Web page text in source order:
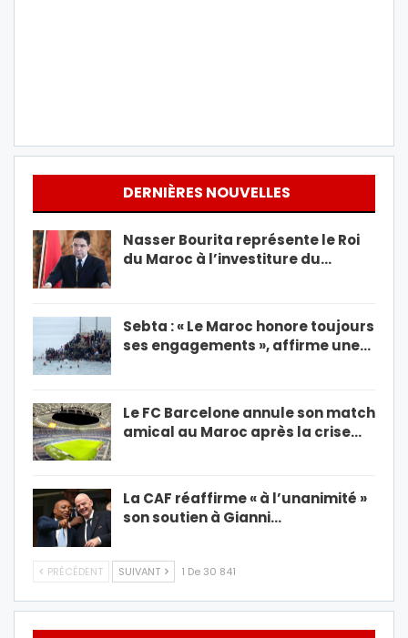
DERNIÈRES NOUVELLES
Nasser Bourita représente le Roi
du Maroc à l’investiture du…
Sebta : « Le Maroc honore toujours
ses engagements », affirme une…
Le FC Barcelone annule son match
amical au Maroc après la crise…
La CAF réaffirme « à l’unanimité »
son soutien à Gianni…
PRÉCÉDENT SUIVANT 1 De 30 841